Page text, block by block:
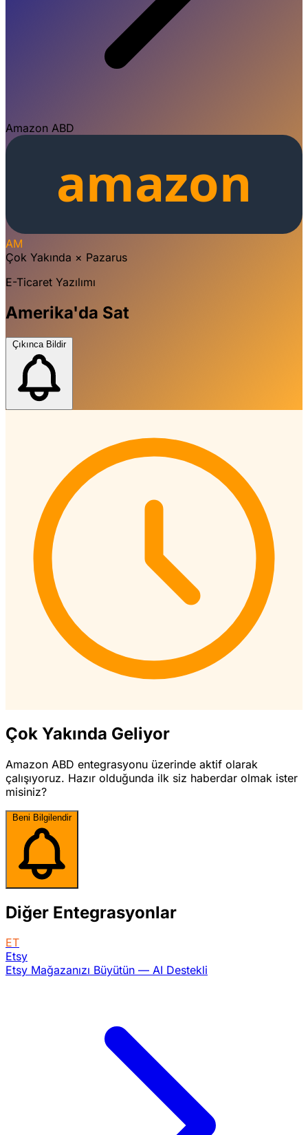
Amazon ABD
AM
Çok Yakında × Pazarus
E-Ticaret Yazılımı
Amerika'da Sat
Çıkınca Bildir
Çok Yakında Geliyor
Amazon ABD entegrasyonu üzerinde aktif olarak
çalışıyoruz. Hazır olduğunda ilk siz haberdar olmak ister
misiniz?
Beni Bilgilendir
Diğer Entegrasyonlar
ET
Etsy
Etsy Mağazanızı Büyütün — AI Destekli